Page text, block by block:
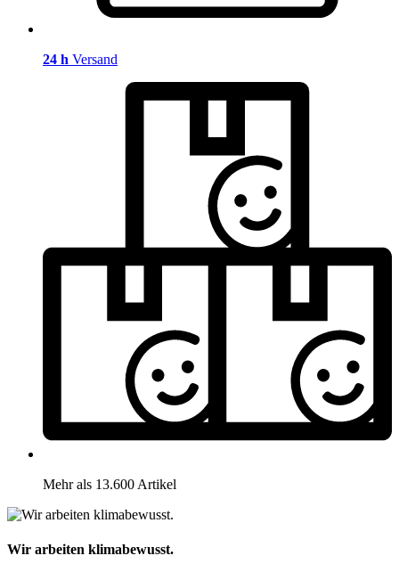
24 h Versand
Mehr als 13.600 Artikel
Wir arbeiten klimabewusst.